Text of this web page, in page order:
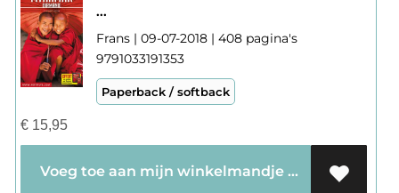
...
Frans | 09-07-2018 | 408 pagina's
9791033191353
Paperback / softback
€15,95
Voeg toe aan mijn winkelmandje